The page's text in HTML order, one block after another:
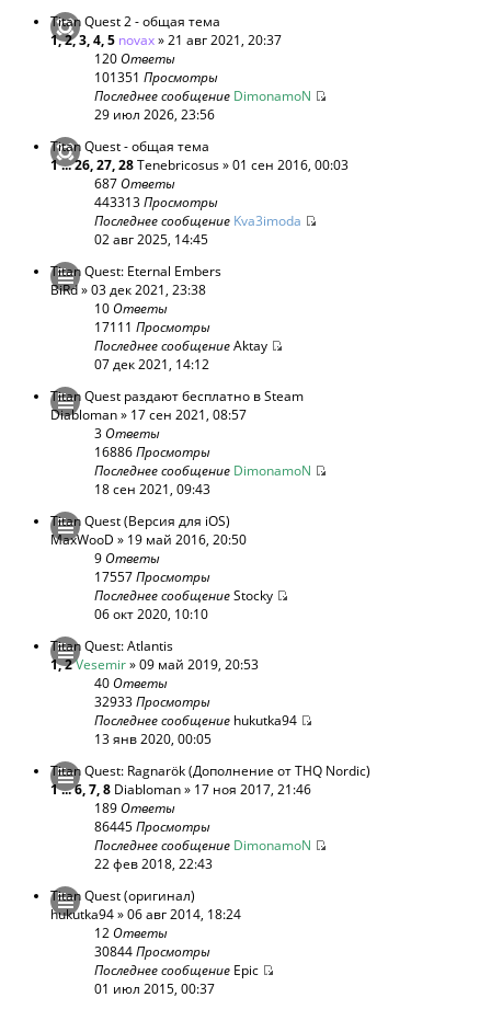
Titan Quest 2 - общая тема
1,2,3,4,5 novax» 21 авг 2021, 20:37
120Ответы
101351 Просмотры
Последнее сообщение DimonamoN
29 июл 2026, 23:56
Titan Quest - общая тема
1...26,27,28Tenebricosus» 01 сен 2016, 00:03
687Ответы
443313Просмотры
Последнее сообщение Kva3imoda
02 авг 2025, 14:45
Titan Quest: Eternal Embers
BiRd» 03 дек 2021, 23:38
10Ответы
17111 Просмотры
Последнее сообщениеAktay
07 дек 2021, 14:12
Titan Quest раздают бесплатно в Steam
Diabloman» 17 сен 2021, 08:57
3Ответы
16886Просмотры
Последнее сообщение DimonamoN
18 сен 2021, 09:43
Titan Quest (Версия для iOS)
MaxWooD » 19 май 2016, 20:50
9Ответы
17557Просмотры
Последнее сообщениеStocky
06 окт 2020, 10:10
Titan Quest: Atlantis
1,2Vesemir» 09 май 2019, 20:53
40Ответы
32933Просмотры
Последнее сообщение hukutka94
13 янв 2020, 00:05
Titan Quest: Ragnarök (Дополнение от THQ Nordic)
1...6,7,8 Diabloman» 17 ноя 2017, 21:46
189Ответы
86445Просмотры
Последнее сообщение DimonamoN
22 фев 2018, 22:43
Titan Quest (оригинал)
hukutka94» 06 авг 2014, 18:24
12Ответы
30844Просмотры
Последнее сообщение Epic
01 июл 2015, 00:37